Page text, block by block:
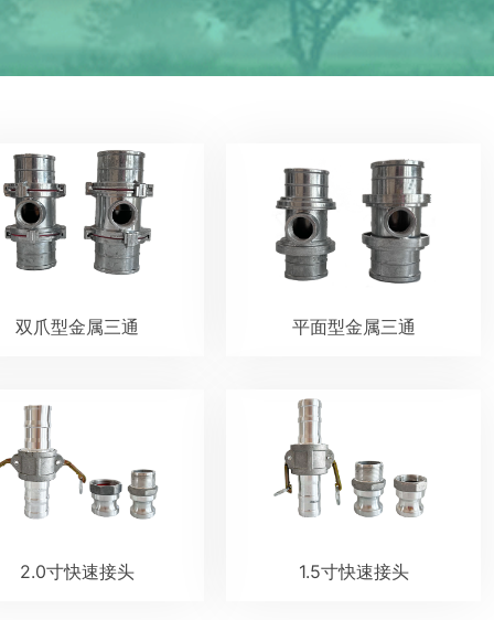
双爪型金属三通 平面型金属三通
2.0寸快速接头 1.5寸快速接头